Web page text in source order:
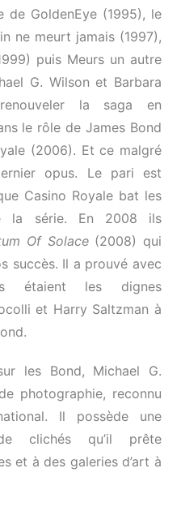
de GoldenEye (1995), le
ne meurt jamais (1997),
puis Meurs un autre
G. Wilson et Barbara
la saga en
le rôle de James Bond
(2006). Et ce malgré
opus. Le pari est
Casino Royale bat les
la série. En 2008 ils
Of Solace(2008) qui
succès. Il a prouvé avec
étaient les dignes
et Harry Saltzman à
les Bond, Michael G.
photographie, reconnu
Il possède une
clichés qu’il prête
et à des galeries d’art à